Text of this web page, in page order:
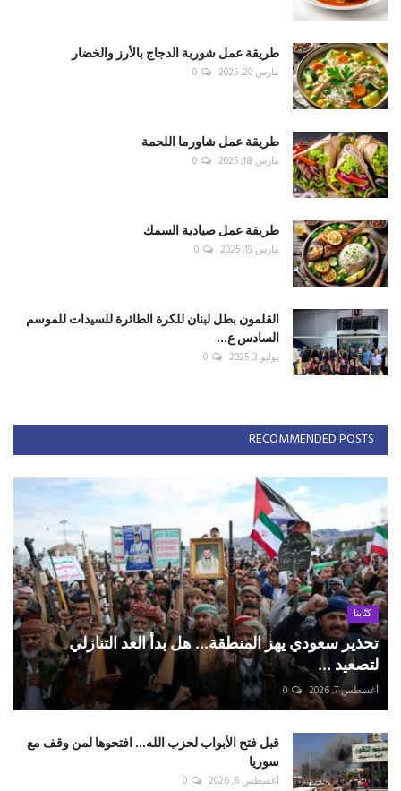
طريقة عمل شوربة الدجاج بالأرز والخضار
مارس 20, 2025 0
طريقة عمل شاورما اللحمة
مارس 18, 2025 0
طريقة عمل صيادية السمك
مارس 19, 2025 0
القلمون بطل لبنان للكرة الطائرة للسيدات للموسم
السادس ع...
يوليو 3, 2025 0
RECOMMENDED POSTS
كتّابنا
تحذير سعودي يهز المنطقة... هل بدأ العد التنازلي
لتصعيد ...
أغسطس 7, 2026 0
قبل فتح الأبواب لحزب الله... افتحوها لمن وقف مع
سوريا
أغسطس 6, 2026 0